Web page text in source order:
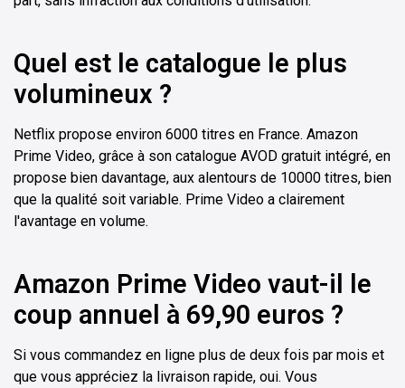
Quel est le catalogue le plus
volumineux ?
Netflix propose environ 6000 titres en France. Amazon
Prime Video, grâce à son catalogue AVOD gratuit intégré, en
propose bien davantage, aux alentours de 10000 titres, bien
que la qualité soit variable. Prime Video a clairement
l'avantage en volume.
Amazon Prime Video vaut-il le
coup annuel à 69,90 euros ?
Si vous commandez en ligne plus de deux fois par mois et
que vous appréciez la livraison rapide, oui. Vous